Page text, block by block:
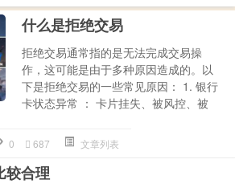
什么是拒绝交易
拒绝交易通常指的是无法完成交易操
作，这可能是由于多种原因造成的。以
下是拒绝交易的一些常见原因： 1. 银行
卡状态异常 ： 卡片挂失、被风控、被
0 687 文章列表
较合理